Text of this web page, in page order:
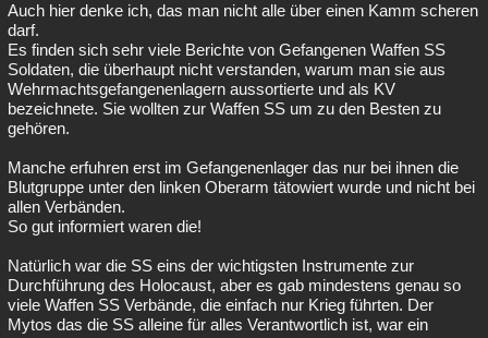
Auch hier denke ich, das man nicht alle über einen Kamm scheren
darf.
Es finden sich sehr viele Berichte von Gefangenen Waffen SS
Soldaten, die überhaupt nicht verstanden, warum man sie aus
Wehrmachtsgefangenenlagern aussortierte und als KV
bezeichnete. Sie wollten zur Waffen SS um zu den Besten zu
gehören.
Manche erfuhren erst im Gefangenenlager das nur bei ihnen die
Blutgruppe unter den linken Oberarm tätowiert wurde und nicht bei
allen Verbänden.
So gut informiert waren die!
Natürlich war die SS eins der wichtigsten Instrumente zur
Durchführung des Holocaust, aber es gab mindestens genau so
viele Waffen SS Verbände, die einfach nur Krieg führten. Der
Mytos das die SS alleine für alles Verantwortlich ist, war ein